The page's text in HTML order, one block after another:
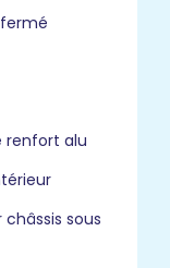
renfort alu
sous